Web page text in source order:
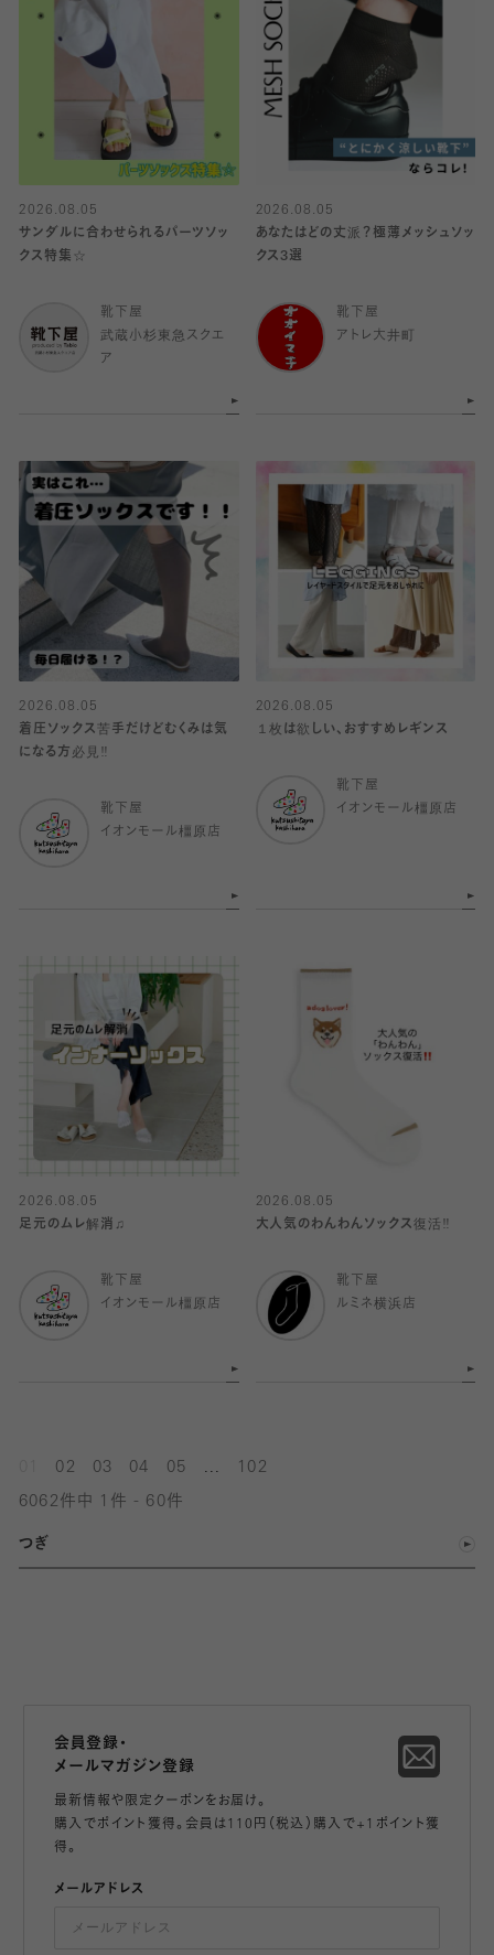
2026.08.05
サンダルに合わせられるパーツソッ
クス特集☆
靴下屋
武蔵小杉東急スクエ
ア
2026.08.05
あなたはどの丈派？極薄メッシュソッ
クス3選
靴下屋
アトレ大井町
2026.08.05
着圧ソックス苦手だけどむくみは気
になる方必見‼️
靴下屋
イオンモール橿原店
2026.08.05
１枚は欲しい、おすすめレギンス
靴下屋
イオンモール橿原店
2026.08.05
足元のムレ解消♫
靴下屋
イオンモール橿原店
2026.08.05
大人気のわんわんソックス復活‼️
靴下屋
ルミネ横浜店
02 03 04 05 102
6062件中 1件 - 60件
つぎ
会員登録・
メールマガジン登録
最新情報や限定クーポンをお届け。
購入でポイント獲得。会員は110円（税込）購入で+1ポイント獲
得。
メールアドレス